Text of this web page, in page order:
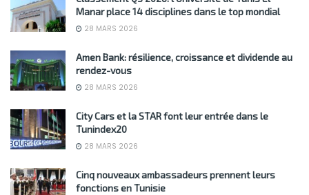
Manar place 14 disciplines dans le top mondial
28 MARS 2026
Amen Bank: résilience, croissance et dividende au
rendez-vous
28 MARS 2026
City Cars et la STAR font leur entrée dans le
Tunindex20
28 MARS 2026
Cinq nouveaux ambassadeurs prennent leurs
fonctions en Tunisie